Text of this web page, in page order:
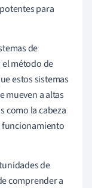
para
de
método de
estos sistemas
mueven a altas
como la cabeza
funcionamiento
de
comprender a